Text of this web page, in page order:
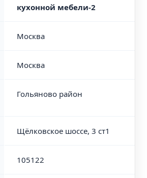
кухонной мебели-2
Москва
Москва
Гольяново район
Щёлковское шоссе, 3 ст1
105122